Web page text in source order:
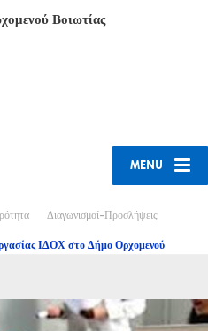
Βοιωτίας
MENU
Διαγωνισμοί-Προσλήψεις
ΙΔΟΧ στο Δήμο Ορχομενού